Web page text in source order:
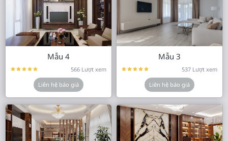
Mẫu 4
566 Lượt xem
Liên hệ báo giá
Mẫu 3
537 Lượt xem
Liên hệ báo giá